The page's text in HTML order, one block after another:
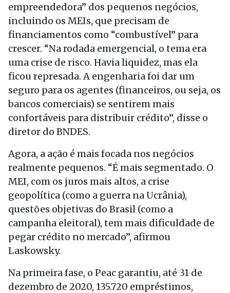
empreendedora” dos pequenos negócios,
incluindo os MEIs, que precisam de
financiamentos como “combustível” para
crescer. “Na rodada emergencial, o tema era
uma crise de risco. Havia liquidez, mas ela
ficou represada. A engenharia foi dar um
seguro para os agentes (financeiros, ou seja, os
bancos comerciais) se sentirem mais
confortáveis para distribuir crédito”, disse o
diretor do BNDES.
Agora, a ação é mais focada nos negócios
realmente pequenos. “É mais segmentado. O
MEI, com os juros mais altos, a crise
geopolítica (como a guerra na Ucrânia),
questões objetivas do Brasil (como a
campanha eleitoral), tem mais dificuldade de
pegar crédito no mercado”, afirmou
Laskowsky.
Na primeira fase, o Peac garantiu, até 31 de
dezembro de 2020, 135.720 empréstimos,